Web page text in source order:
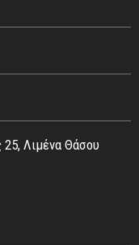
25, Λιμένα Θάσου